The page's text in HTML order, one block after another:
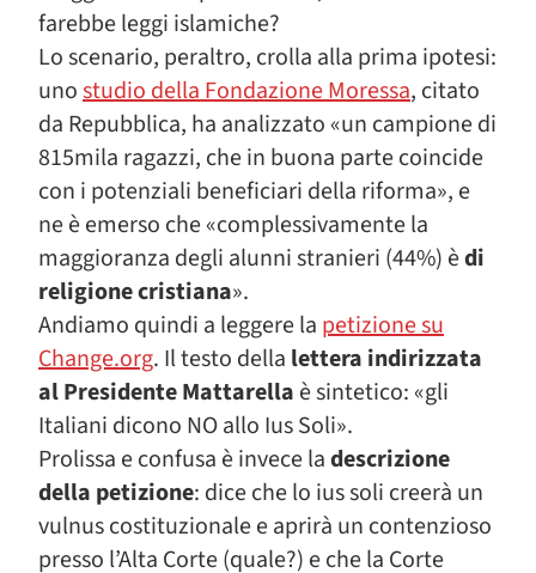
farebbe leggi islamiche?
Lo scenario, peraltro, crolla alla prima ipotesi:
unostudio della Fondazione Moressa, citato
da Repubblica, ha analizzato «un campione di
815mila ragazzi, che in buona parte coincide
con i potenziali beneficiari della riforma», e
ne è emerso che «complessivamente la
maggioranza degli alunni stranieri (44%) èdi
religione cristiana».
Andiamo quindi a leggere la petizione su
Change.org. Il testo della lettera indirizzata
al Presidente Mattarella è sintetico: «gli
Italiani dicono NO allo Ius Soli».
Prolissa e confusa è invece ladescrizione
della petizione: dice che lo ius soli creerà un
vulnus costituzionale e aprirà un contenzioso
presso l’Alta Corte (quale?) e che la Corte